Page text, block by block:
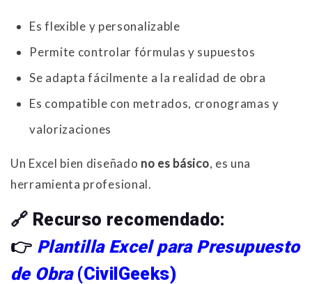
Es flexible y personalizable
Permite controlar fórmulas y supuestos
Se adapta fácilmente a la realidad de obra
Es compatible con metrados, cronogramas y
valorizaciones
Un Excel bien diseñado no es básico, es una
herramienta profesional.
🔗 Recurso recomendado:
👉 Plantilla Excel para Presupuesto
de Obra(CivilGeeks)